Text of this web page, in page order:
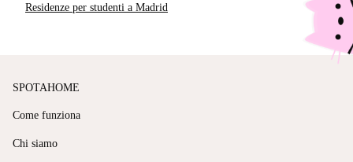
Residenze per studenti a Madrid
SPOTAHOME
Come funziona
Chi siamo